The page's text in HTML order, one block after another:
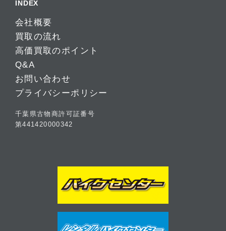
INDEX
会社概要
買取の流れ
高価買取のポイント
Q&A
お問い合わせ
プライバシーポリシー
千葉県古物商許可証番号
第441420000342